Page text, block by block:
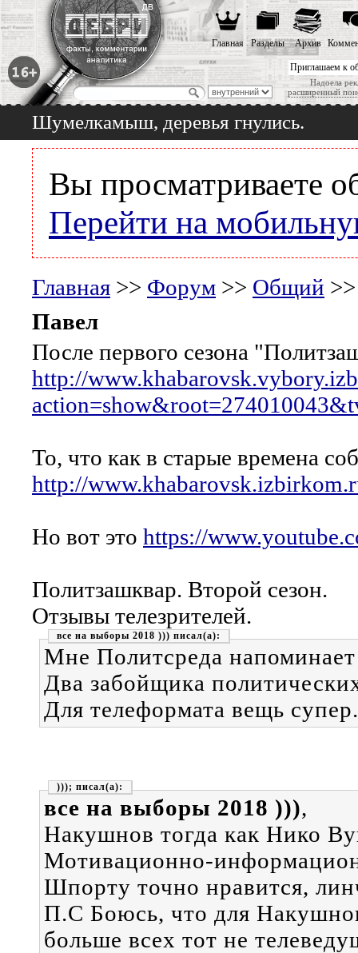
Приглашаем к
Надоела
расширенный
Главная Разделы Архив
Шумелкамыш, деревья гнулись.
Вы просматриваете
Перейти на
Главная >> Форум >> Общий
Павел
После первого сезона
http://
То, что как в старые времена
http://
Но вот это https://
Политзашквар. Второй сезон.
Отзывы телезрителей.
все на выборы 2018 )))
Мне Политсреда
Два забойщика
Для телеформата вещь
)));
все на выборы 2018 ))),
Накушнов тогда как Нико
Мотивационно-
Шпорту точно нравится,
П.С Боюсь, что для
больше всех тот не